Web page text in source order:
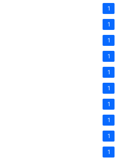
1
1
1
1
1
1
1
1
1
1